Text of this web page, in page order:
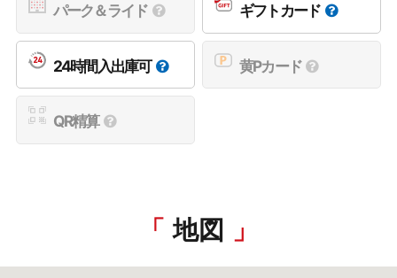
パーク＆ライド ギフトカード
24時間入出庫可 黄Pカード
QR精算
地図